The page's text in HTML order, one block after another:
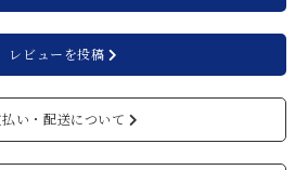
レビューを投稿
い・配送について